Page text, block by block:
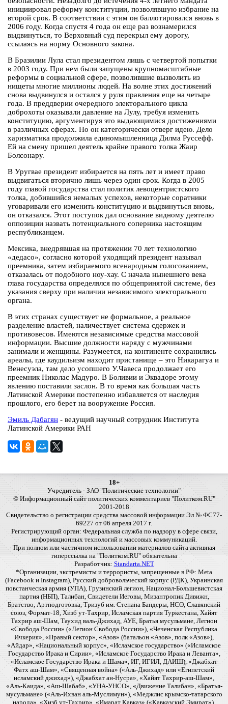
инициировал реформу конституции, позволявшую избрание на
второй срок. В соответствии с этим он баллотировался вновь в
2006 году. Когда спустя 4 года он еще раз вознамерился
выдвинуться, то Верховный суд перекрыл ему дорогу,
ссылаясь на норму Основного закона.
В Бразилии Лула стал президентом лишь с четвертой попытки
в 2003 году. При нем были запущены крупномасштабные
реформы в социальной сфере, позволившие вызволить из
нищеты многие миллионы людей. На волне этих достижений
снова выдвинулся и остался у руля правления еще на четыре
года. В преддверии очередного электорального цикла
доброхоты оказывали давление на Лулу, требуя изменить
конституцию, аргументируя это выдающимися достижениями
в различных сферах. Но он категорически отверг идею. Дело
харизматика продолжила единомышленница Дилма Руссефф.
Ей на смену пришел деятель крайне правого толка Жаир
Болсонару.
В Уругвае президент избирается на пять лет и имеет право
выдвигаться вторично лишь через один срок. Когда в 2005
году главой государства стал политик левоцентристского
толка, добившийся немалых успехов, некоторые соратники
уговаривали его изменить конституцию и выдвинуться вновь,
он отказался. Этот поступок дал основание видному деятелю
оппозиции назвать потенциального соперника настоящим
республиканцем.
Мексика, внедрявшая на протяжении 70 лет технологию
«дедасо», согласно которой уходящий президент называл
преемника, затем избираемого всенародным голосованием,
отказалась от подобного ноу-хау. С начала нынешнего века
глава государства определялся по общепринятой системе, без
указания сверху при наличии независимого электорального
органа.
В этих странах существует не формальное, а реальное
разделение властей, наличествует система сдержек и
противовесов. Имеются независимые средства массовой
информации. Высшие должности наряду с мужчинами
занимали и женщины. Разумеется, на континенте сохранились
ареалы, где каудильизм находит пристанище – это Никарагуа и
Венесуэла, там дело усопшего У.Чавеса продолжает его
преемник Николас Мадуро. В Боливии и Эквадоре этому
явлению поставили заслон. В то время как большая часть
Латинской Америки постепенно избавляется от наследия
прошлого, его берет на вооружение Россия.
Эмиль Дабагян - ведущий научный сотрудник Института
Латинской Америки РАН
18+
Учредитель - ЗАО "Политические технологии"
© Информационный сайт политических комментариев "Политком.RU"
2001-2018
Свидетельство о регистрации средства массовой информации Эл № ФС77-
69227 от 06 апреля 2017 г.
Регистрирующий орган: Федеральная служба по надзору в сфере связи,
информационных технологий и массовых коммуникаций.
При полном или частичном использовании материалов сайта активная
гиперссылка на "Политком.RU" обязательна
Разработчик: Standarta.NET
*Организации, экстремисты и террористы, запрещенные в РФ: Meta
(Facebook и Instagram), Русский добровольческий корпус (РДК), Украинская
повстанческая армия (УПА), Грузинский легион, Национал-Большевистская
партия (НБП), Талибан, Свидетели Иеговы, Мизантропик Дивижн,
Братство, Артподготовка, Тризуб им. Степана Бандеры, НСО, Славянский
союз, Формат-18, Хизб ут-Тахрир, Исламская партия Туркестана, Хайят
Тахрир аш-Шам, Таухид валь-Джихад, АУЕ, Братья мусульмане, Легион
«Свобода России» («Легион Свобода России»), «Чеченская Республика
Ичкерия», «Правый сектор», «Азов» (батальон «Азов», полк «Азов»),
«Айдар», «Национальный корпус», «Исламское государство» («Исламское
Государство Ирака и Сирии», «Исламское Государство Ирака и Леванта»,
«Исламское Государство Ирака и Шама», ИГ, ИГИЛ, ДАИШ), «Джабхат
Фатх аш-Шам», «Священная война» («Аль-Джихад» или «Египетский
исламский джихад»), «Джабхат ан-Нусра», «Хайят Тахрир-аш-Шам»,
«Аль-Каида», «Аш-Шабаб», «УНА-УНСО», «Движение Талибан», «Братья-
мусульмане» («Аль-Ихван аль-Муслимун»), «Меджлис крымско-татарского
народа», «Хизб ут-Тахрир», «Имарат Кавказ» («Кавказский Эмират»),